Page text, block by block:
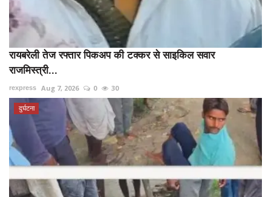
रायबरेली तेज रफ्तार पिकअप की टक्कर से साइकिल सवार
राजमिस्त्री...
rexpress Aug 7, 2026 0 30
दुर्घटना